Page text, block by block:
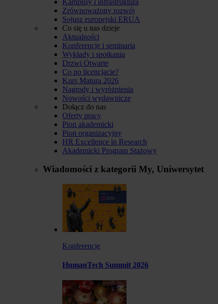
Zrównoważony rozwój
Sojusz europejski ERUA
Co się u nas dzieje
Aktualności
Konferencje i seminaria
Wykłady i spotkania
Drzwi Otwarte
Co po licencjacie?
Kurs Matura 2026
Nagrody i wyróżnienia
Nowości wydawnicze
Dołącz do nas
Oferty pracy
Pion akademicki
Pion organizacyjny
HR Excellence in Research
Akademicki Program Stażowy
Wiadomości z kategorii My, Uniwersytet
Konferencje
HumanTech Summit 2026